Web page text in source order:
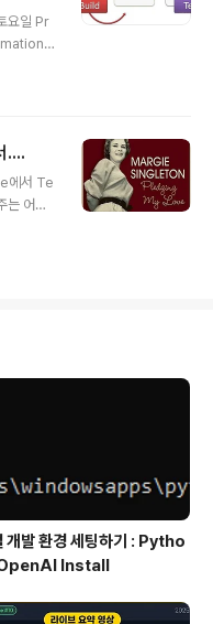
분이 만
하고
. 아래
요일 Pr
도 작
체메일
됐나봐...
인도
밤 늦
....
에서 Te
는 어플
자들
들을
언 됐
로직 있
는 담
습니
개발 환경 세팅하기 : Pytho
Install